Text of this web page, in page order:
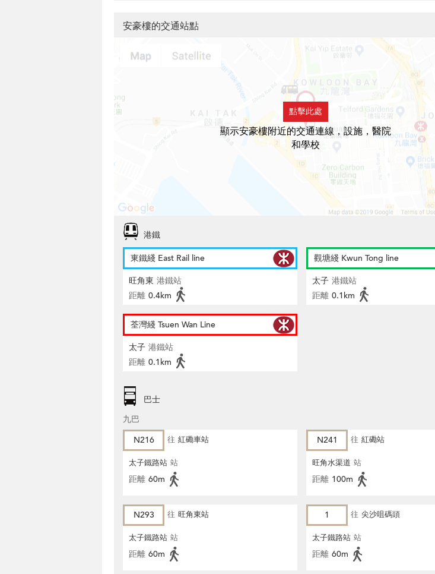
安豪樓的交通站點
點擊此處
顯示安豪樓附近的交通連線，設施，醫院
和學校
港鐵
東鐵綫 East Rail line
旺角東 港鐵站
距離 0.4km
觀塘綫 Kwun Tong line
太子 港鐵站
距離 0.1km
荃灣綫 Tsuen Wan Line
太子 港鐵站
距離 0.1km
巴士
九巴
N216
往 紅磡車站
太子鐵路站 站
距離 60m
N241 往 紅磡站
旺角水渠道 站
距離 100m
N293 往 旺角東站
太子鐵路站 站
距離 60m
1 往 尖沙咀碼頭
太子鐵路站 站
距離 60m